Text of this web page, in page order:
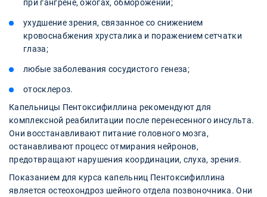
при гангрене, ожогах, обморожении;
ухудшение зрения, связанное со снижением
кровоснабжения хрусталика и поражением сетчатки
глаза;
любые заболевания сосудистого генеза;
отосклероз.
Капельницы Пентоксифиллина рекомендуют для
комплексной реабилитации после перенесенного инсульта.
Они восстанавливают питание головного мозга,
останавливают процесс отмирания нейронов,
предотвращают нарушения координации, слуха, зрения.
Показанием для курса капельниц Пентоксифиллина
является остеохондроз шейного отдела позвоночника. Они